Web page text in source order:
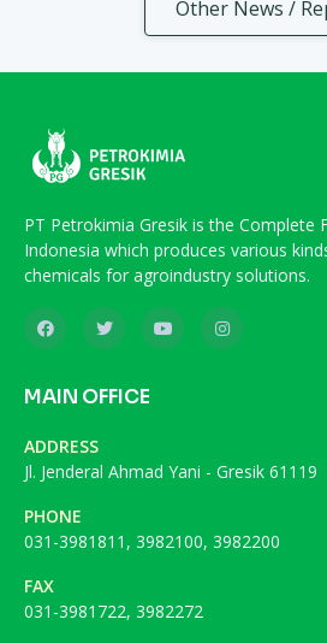
Other News /
PT Petrokimia Gresik is the Complete
Indonesia which produces various
chemicals for agroindustry solutions.
MAIN OFFICE
ADDRESS
Jl. Jenderal Ahmad Yani - Gresik 61119
PHONE
031-3981811, 3982100, 3982200
FAX
031-3981722, 3982272